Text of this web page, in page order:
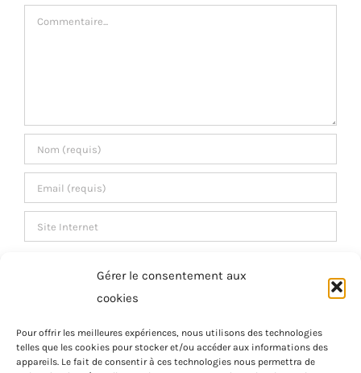
Gérer le consentement aux
cookies
Pour offrir les meilleures expériences, nous utilisons des technologies
telles que les cookies pour stocker et/ou accéder aux informations des
appareils. Le fait de consentir à ces technologies nous permettra de
Commentaire
Enregistrez mon nom, e-mail et site Web dans
ce navigateur pour la prochaine fois que je
commenterai.